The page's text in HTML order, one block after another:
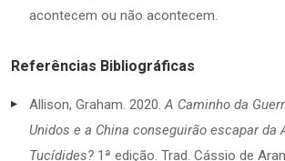
acontecem ou não acontecem.
Referências Bibliográficas
Allison, Graham. 2020.A Caminho da
Unidos e a China conseguirão escapar da
Tucídides? 1ª edição. Trad. Cássio de